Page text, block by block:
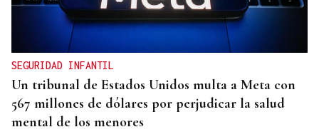
SEGURIDAD INFANTIL
Un tribunal de Estados Unidos multa a Meta con
567 millones de dólares por perjudicar la salud
mental de los menores